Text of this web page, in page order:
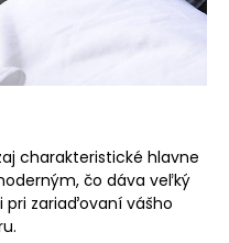
charakteristické hlavne
čo dáva veľký
zariaďovaní vášho